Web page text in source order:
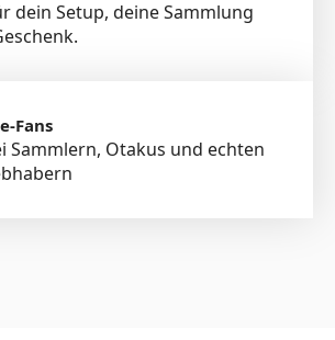
dein Setup, deine Sammlung
Fans
Sammlern, Otakus und echten